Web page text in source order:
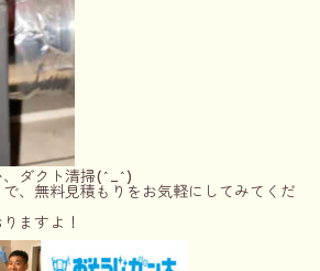
ダクト清掃(^_^)
、無料見積もりをお気軽にしてみてくだ
ますよ！